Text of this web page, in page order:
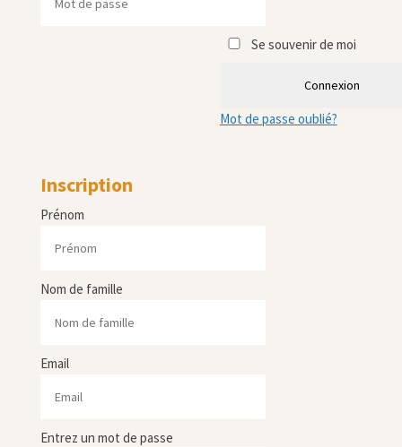
Se souvenir de moi
Connexion
Mot de passe oublié?
Inscription
Prénom
Nom de famille
Email
Entrez un mot de passe